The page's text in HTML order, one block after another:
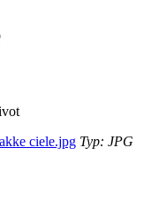
ciele.jpg Typ: JPG